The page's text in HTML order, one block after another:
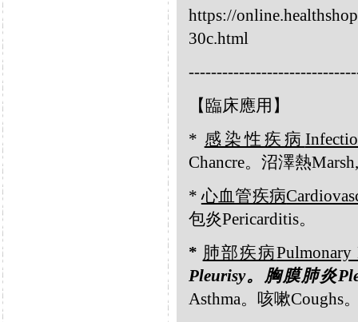
https://
30c.html
【臨床應用】
* 感染性疾病
Chancre。沼澤熱
*心血管疾病
包炎Pericarditis。
* 肺部疾病Pulmonary
Pleurisy。 胸膜肺炎
Asthma。咳嗽Coughs